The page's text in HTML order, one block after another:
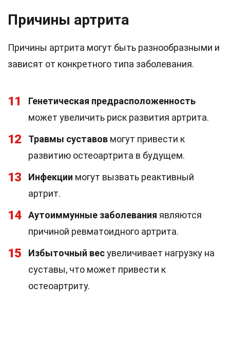
Причины артрита
Причины артрита могут быть разнообразными и
зависят от конкретного типа заболевания.
11
Генетическая предрасположенность
может увеличить риск развития артрита.
12 Травмы суставов могут привести к
развитию остеоартрита в будущем.
13 Инфекции могут вызвать реактивный
артрит.
14 Аутоиммунные заболевания являются
причиной ревматоидного артрита.
15 Избыточный весувеличивает нагрузку на
суставы, что может привести к
остеоартриту.